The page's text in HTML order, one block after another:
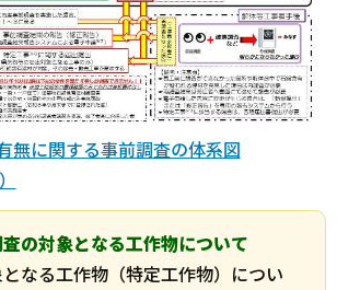
無に関する事前調査の体系図
査の対象となる工作物について
なる工作物（特定工作物）につい